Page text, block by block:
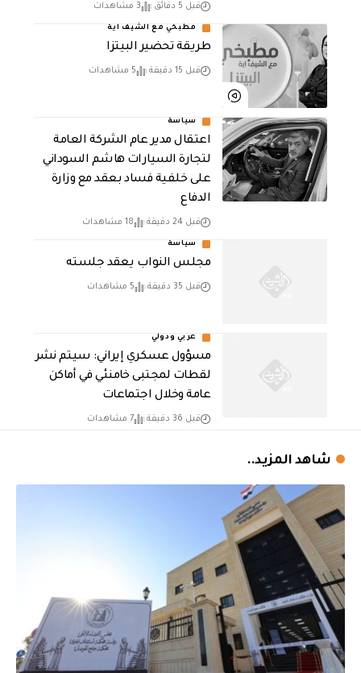
قبل 5 دقائق 3 مشاهدات
مطبخي مع الشيف اية
طريقة تحضير البيتزا
قبل 15 دقيقة 5 مشاهدات
سياسة
اعتقال مدير عام الشركة العامة
لتجارة السيارات هاشم السوداني
على خلفية فساد بعقد مع وزارة
الدفاع
قبل 24 دقيقة 18 مشاهدات
سياسة
مجلس النواب يعقد جلسته
قبل 35 دقيقة 5 مشاهدات
عربي ودولي
مسؤول عسكري إيراني: سيتم نشر
لقطات لمجتبى خامنئي في أماكن
عامة وخلال اجتماعات
قبل 36 دقيقة 7 مشاهدات
شاهد المزيد..